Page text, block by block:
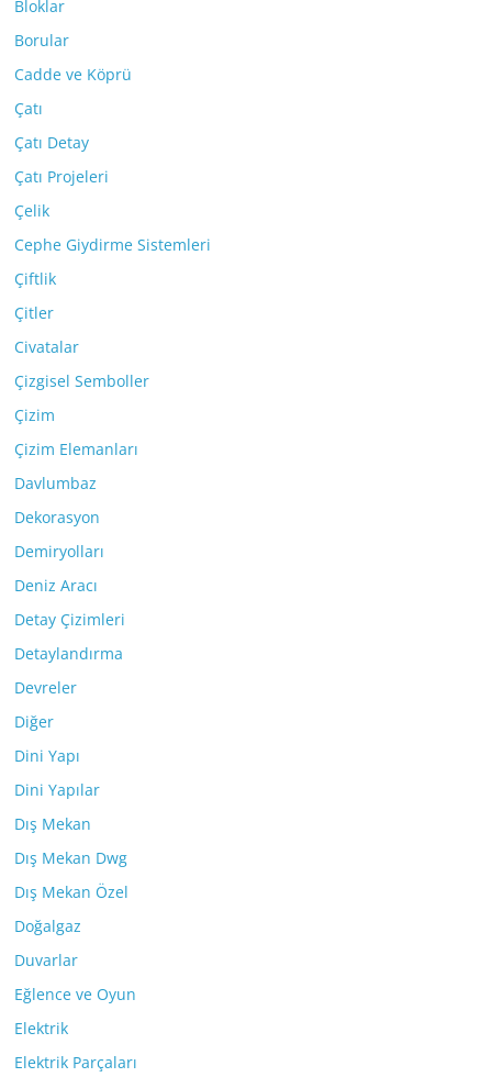
Bloklar
Borular
Cadde ve Köprü
Çatı
Çatı Detay
Çatı Projeleri
Çelik
Cephe Giydirme Sistemleri
Çiftlik
Çitler
Civatalar
Çizgisel Semboller
Çizim
Çizim Elemanları
Davlumbaz
Dekorasyon
Demiryolları
Deniz Aracı
Detay Çizimleri
Detaylandırma
Devreler
Diğer
Dini Yapı
Dini Yapılar
Dış Mekan
Dış Mekan Dwg
Dış Mekan Özel
Doğalgaz
Duvarlar
Eğlence ve Oyun
Elektrik
Elektrik Parçaları